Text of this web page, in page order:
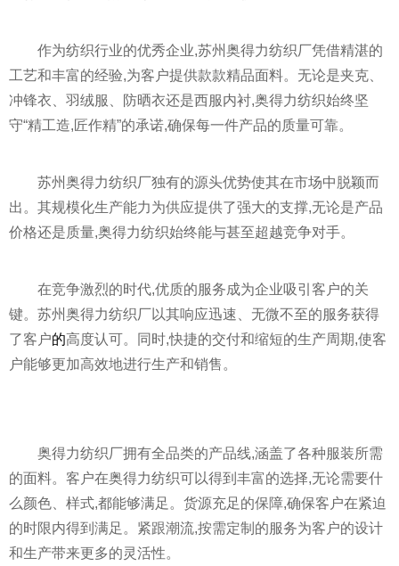
作为纺织行业的优秀企业,苏州奥得力纺织厂凭借精湛的
工艺和丰富的经验,为客户提供款款精品面料。无论是夹克、
冲锋衣、羽绒服、防晒衣还是西服内衬,奥得力纺织始终坚
守“精工造,匠作精”的承诺,确保每一件产品的质量可靠。
苏州奥得力纺织厂独有的源头优势使其在市场中脱颖而
出。其规模化生产能力为供应提供了强大的支撑,无论是产品
价格还是质量,奥得力纺织始终能与甚至超越竞争对手。
在竞争激烈的时代,优质的服务成为企业吸引客户的关
键。苏州奥得力纺织厂以其响应迅速、无微不至的服务获得
了客户的高度认可。同时,快捷的交付和缩短的生产周期,使客
户能够更加高效地进行生产和销售。
奥得力纺织厂拥有全品类的产品线,涵盖了各种服装所需
的面料。客户在奥得力纺织可以得到丰富的选择,无论需要什
么颜色、样式,都能够满足。货源充足的保障,确保客户在紧迫
的时限内得到满足。紧跟潮流,按需定制的服务为客户的设计
和生产带来更多的灵活性。